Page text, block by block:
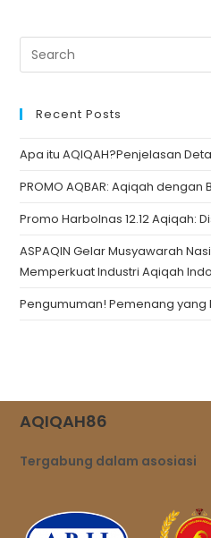
Recent Posts
Apa itu AQIQAH?Penjelasan
PROMO AQBAR: Aqiqah dengan
Promo Harbolnas 12.12 Aqiqah:
ASPAQIN Gelar Musyawarah
Memperkuat Industri Aqiqah
Pengumuman! Pemenang yang
AQIQAH86
Tergabung dalam asosiasi